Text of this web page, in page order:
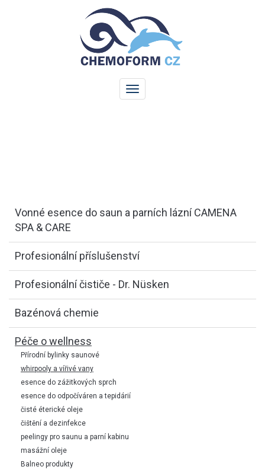
Vonné esence do saun a parních lázní CAMENA
SPA & CARE
Profesionální příslušenství
Profesionální čističe - Dr. Nüsken
Bazénová chemie
Péče o wellness
Přírodní bylinky saunové
whirpooly a vířivé vany
esence do zážitkových sprch
esence do odpočíváren a tepidárií
čisté éterické oleje
čištění a dezinfekce
peelingy pro saunu a parní kabinu
masážní oleje
Balneo produkty